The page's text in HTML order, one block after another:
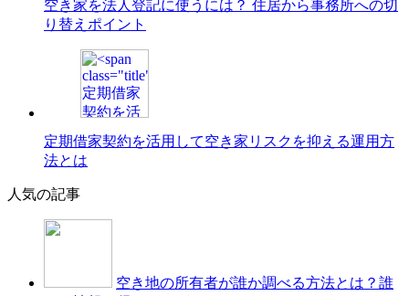
空き家を法人登記に使うには？ 住居から事務所への切
り替えポイント
定期借家契約を活用して空き家リスクを抑える運用方
法とは
人気の記事
空き地の所有者が誰か調べる方法とは？誰